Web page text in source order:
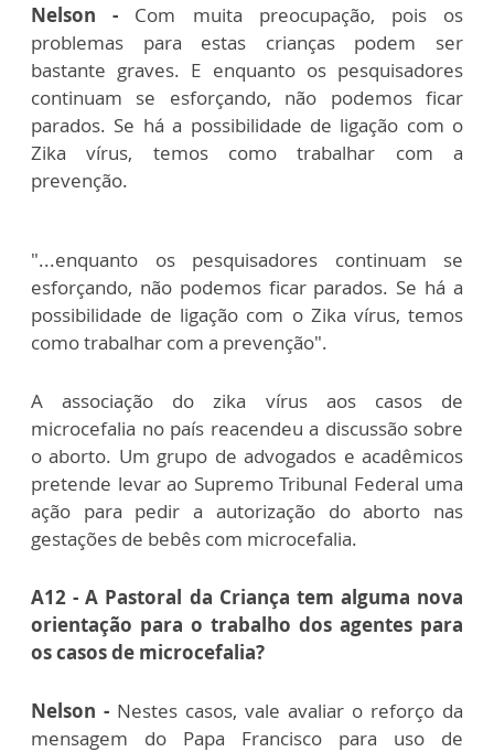
Nelson - Com muita preocupação, pois os
problemas para estas crianças podem ser
bastante graves. E enquanto os pesquisadores
continuam se esforçando, não podemos ficar
parados. Se há a possibilidade de ligação com o
Zika vírus, temos como trabalhar com a
prevenção.
"...enquanto os pesquisadores continuam se
esforçando, não podemos ficar parados. Se há a
possibilidade de ligação com o Zika vírus, temos
como trabalhar com a prevenção".
A associação do zika vírus aos casos de
microcefalia no país reacendeu a discussão sobre
o aborto. Um grupo de advogados e acadêmicos
pretende levar ao Supremo Tribunal Federal uma
ação para pedir a autorização do aborto nas
gestações de bebês com microcefalia.
A12 - A Pastoral da Criança tem alguma nova
orientação para o trabalho dos agentes para
os casos de microcefalia?
Nelson - Nestes casos, vale avaliar o reforço da
mensagem do Papa Francisco para uso de